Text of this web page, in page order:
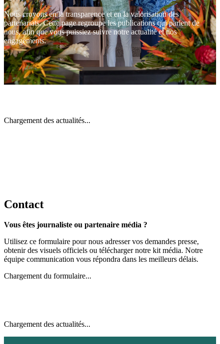
Nous croyons en la transparence et en la valorisation des
partenariats. Cette page regroupe les publications qui parlent de
nous, afin que vous puissiez suivre notre actualité et nos
engagements.
Chargement des actualités...
Contact
Vous êtes journaliste ou partenaire média ?
Utilisez ce formulaire pour nous adresser vos demandes presse,
obtenir des visuels officiels ou télécharger notre kit média. Notre
équipe communication vous répondra dans les meilleurs délais.
Chargement du formulaire...
Chargement des actualités...